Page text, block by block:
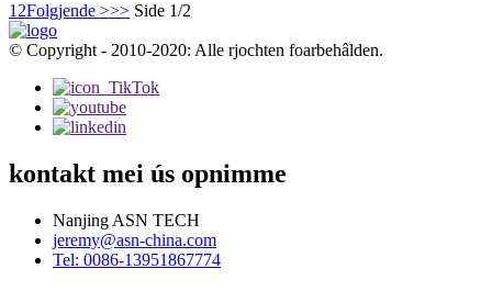
12Folgjende >>> Side 1/2
© Copyright - 2010-2020: Alle rjochten foarbehâlden.
kontakt mei ús opnimme
Nanjing ASN TECH
jeremy@asn-china.com
Tel: 0086-13951867774